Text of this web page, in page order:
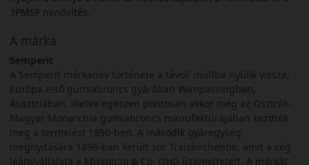
3PMSF minősítés.
A márka
Semperit
A Semperit márkanév története a távoli múltba nyúlik vissza,
Európa első gumiabroncs gyárában Wimpassingban,
Ausztriában, illetve egészen pontosan akkor még az Osztrák-
Magyar Monarchia gumiabroncs manufaktúrájában kezdték
meg a termelést 1850-ben. A második gyáregység
megnyitására 1896-ban került sor Traiskirchenbe, amit a cég
leányvállalata a Miskolczy & Co. OHG üzemeltetett. A márkát